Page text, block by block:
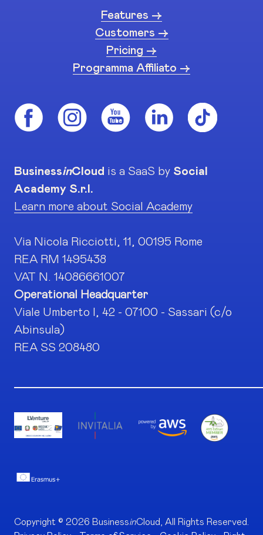
Features ->
Customers ->
Pricing ->
Programma Affiliato ->
BusinessinCloud is a SaaS by Social
Academy S.r.l.
Learn more about Social Academy
Via Nicola Ricciotti, 11, 00195 Rome
REA RM 1495438
VAT N. 14086661007
Operational Headquarter
Viale Umberto I, 42 - 07100 - Sassari (c/o
Abinsula)
REA SS 208480
Copyright © 2026 BusinessinCloud, All Rights Reserved.